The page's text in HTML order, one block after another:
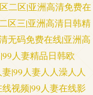
二区|亚洲高清免费在
区三|亚洲高清日韩精
无码免费在线|亚洲高
人妻精品日韩欧
|99人妻人人澡人人
视频|99人妻在线影